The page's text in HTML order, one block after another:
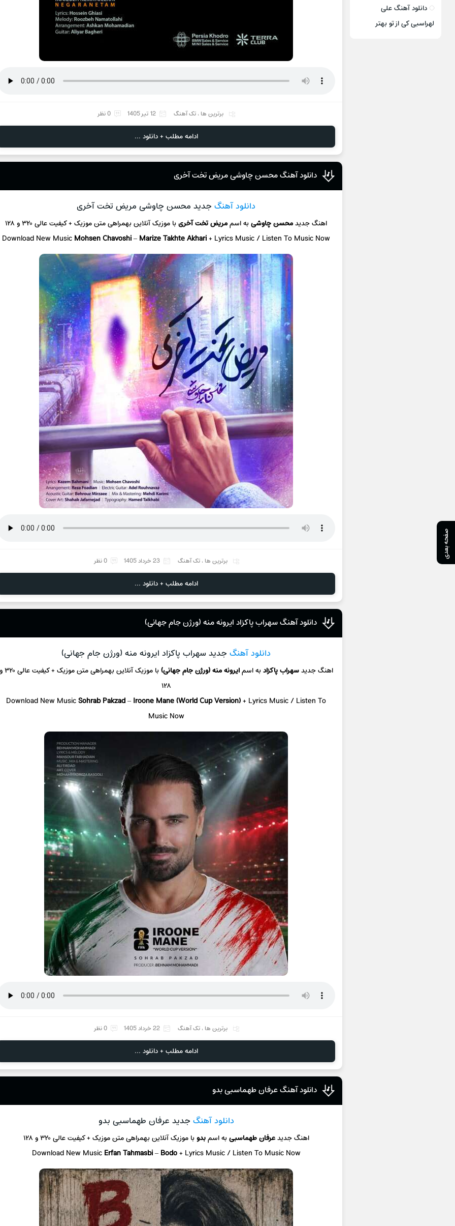
برترین ها ، تک آهنگ 12 تیر 1405 0 نظر
ادامه مطلب + دانلود ...
دانلود آهنگ محسن چاوشی مریض تخت آخری
دانلود آهنگجدید محسن چاوشی مریض تخت آخری
اهنگ جدیدمحسن چاوشیبه اسممریض تخت آخریبا موزیک آنلاین بهمراهی متن موزیک + کیفیت عالی ۳۲۰ و ۱۲۸
Download New Music Mohsen Chavoshi– Marize Takhte Akhari+ Lyrics Music / Listen To Music Now
برترین ها ، تک آهنگ 23 خرداد 1405 0 نظر
ادامه مطلب + دانلود ...
دانلود آهنگ سهراب پاکزاد ایرونه منه (ورژن جام جهانی)
دانلود آهنگجدید سهراب پاکزاد ایرونه منه (ورژن جام جهانی)
اهنگ جدیدسهراب پاکزادبه اسمایرونه منه (ورژن جام جهانی)
با موزیک آنلاین بهمراهی متن موزیک + کیفیت عالی ۳۲۰ و
۱۲۸
Download New MusicSohrab Pakzad– Iroone Mane (World Cup Version)+ Lyrics Music / Listen To
Music Now
برترین ها ، تک آهنگ 22 خرداد 1405 0 نظر
ادامه مطلب + دانلود ...
دانلود آهنگ عرفان طهماسبی بدو
دانلود آهنگ جدید عرفان طهماسبی بدو
اهنگ جدیدعرفان طهماسبیبه اسمبدوبا موزیک آنلاین بهمراهی متن موزیک + کیفیت عالی ۳۲۰ و ۱۲۸
Download New Music Erfan Tahmasbi–Bodo+ Lyrics Music / Listen To Music Now
صفحه بعدی
دانلود آهنگ علی
لهراسبی کی از تو ‌بهتر